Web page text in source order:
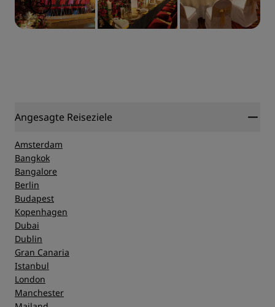
Angesagte Reiseziele
Amsterdam
Bangkok
Bangalore
Berlin
Budapest
Kopenhagen
Dubai
Dublin
Gran Canaria
Istanbul
London
Manchester